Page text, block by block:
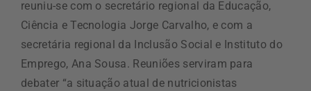
reuniu-se com o secretário regional da Educação,
Ciência e Tecnologia Jorge Carvalho, e com a
secretária regional da Inclusão Social e Instituto do
Emprego, Ana Sousa. Reuniões serviram para
debater “a situação atual de nutricionistas